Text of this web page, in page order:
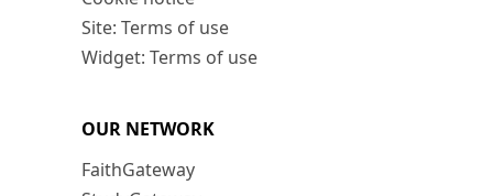
Site: Terms of use
Widget: Terms of use
OUR NETWORK
FaithGateway